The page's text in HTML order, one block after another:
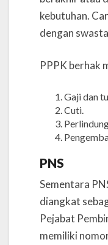
kebutuhan.
dengan
PPPK berhak
Gaji dan
Cuti.
PNS
Sementara
diangkat
Pejabat
memiliki